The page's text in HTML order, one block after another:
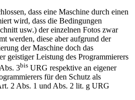
dass eine Maschine durch einen
wird, dass die Bedingungen
usw.) der einzelnen Fotos zwar
werden, diese aber aufgrund der
der Maschine doch das
geistiger Leistung des Programmierers
3bis URG respektive an eigener
für den Schutz als
2 Abs. 1 und Abs. 2 lit. g URG